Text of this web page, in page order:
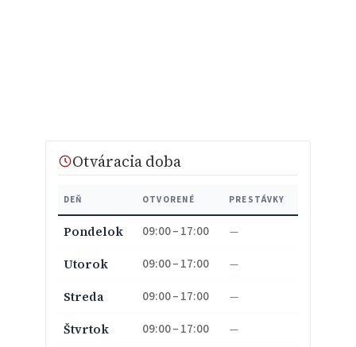
Otváracia doba
DEŇ OTVORENÉ PRESTÁVKY
Pondelok 09:00 – 17:00 —
Utorok 09:00 – 17:00 —
Streda 09:00 – 17:00 —
Štvrtok 09:00 – 17:00 —